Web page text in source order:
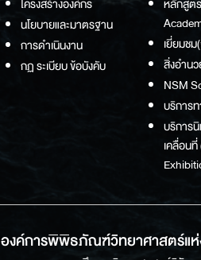
โครงสร้างองค์กร
นโยบายและมาตรฐาน
การดำเนินงาน
กฏ ระเบียบ ข้อบังคับ
หลักสูต
เยี่ยมชม
สิ่งอำน
NSM
บริการ
บริการ
เคลื่อน
องค์การพิพิธภัณฑ์วิทยาศาสตร์แห่